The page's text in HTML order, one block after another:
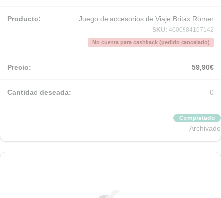
Juego de accesorios de Viaje Britax Römer
SKU: 4000984107142
No cuenta para cashback (pedido cancelado)
59,90€
0
Completado
Archivado